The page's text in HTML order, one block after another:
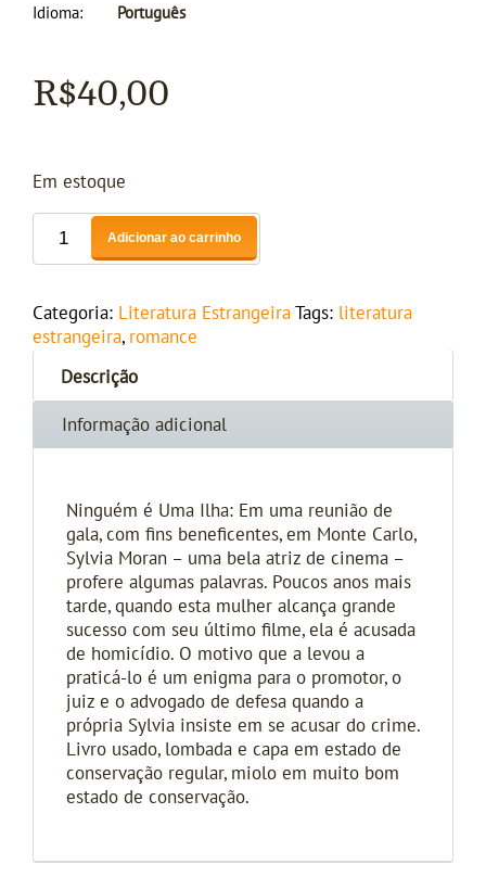
Idioma
Português
R$40,00
Em estoque
Adicionar ao carrinho
Categoria: Literatura Estrangeira Tags: literatura
estrangeira, romance
Descrição
Informação adicional
Ninguém é Uma Ilha: Em uma reunião de
gala, com fins beneficentes, em Monte Carlo,
Sylvia Moran – uma bela atriz de cinema –
profere algumas palavras. Poucos anos mais
tarde, quando esta mulher alcança grande
sucesso com seu último filme, ela é acusada
de homicídio. O motivo que a levou a
praticá-lo é um enigma para o promotor, o
juiz e o advogado de defesa quando a
própria Sylvia insiste em se acusar do crime.
Livro usado, lombada e capa em estado de
conservação regular, miolo em muito bom
estado de conservação.